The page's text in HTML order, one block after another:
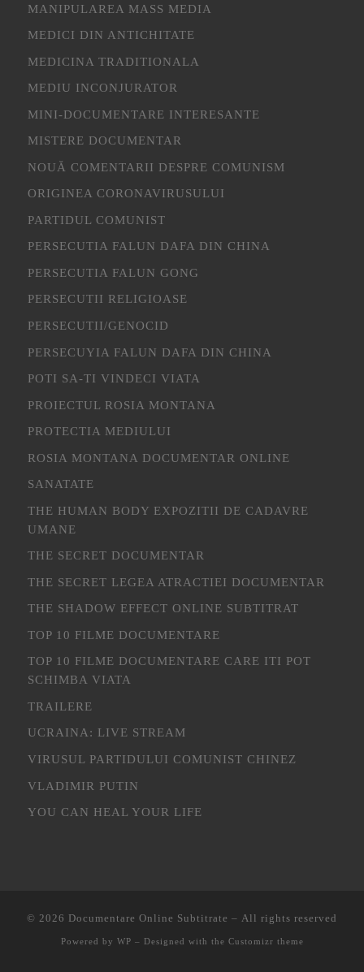
MANIPULAREA MASS MEDIA
MEDICI DIN ANTICHITATE
MEDICINA TRADITIONALA
MEDIU INCONJURATOR
MINI-DOCUMENTARE INTERESANTE
MISTERE DOCUMENTAR
NOUĂ COMENTARII DESPRE COMUNISM
ORIGINEA CORONAVIRUSULUI
PARTIDUL COMUNIST
PERSECUTIA FALUN DAFA DIN CHINA
PERSECUTIA FALUN GONG
PERSECUTII RELIGIOASE
PERSECUTII/GENOCID
PERSECUYIA FALUN DAFA DIN CHINA
POTI SA-TI VINDECI VIATA
PROIECTUL ROSIA MONTANA
PROTECTIA MEDIULUI
ROSIA MONTANA DOCUMENTAR ONLINE
SANATATE
THE HUMAN BODY EXPOZITII DE CADAVRE
UMANE
THE SECRET DOCUMENTAR
THE SECRET LEGEA ATRACTIEI DOCUMENTAR
THE SHADOW EFFECT ONLINE SUBTITRAT
TOP 10 FILME DOCUMENTARE
TOP 10 FILME DOCUMENTARE CARE ITI POT
SCHIMBA VIATA
TRAILERE
UCRAINA: LIVE STREAM
VIRUSUL PARTIDULUI COMUNIST CHINEZ
VLADIMIR PUTIN
YOU CAN HEAL YOUR LIFE
© 2026 Documentare Online Subtitrate – All rights reserved
Powered by WP – Designed with the Customizr theme